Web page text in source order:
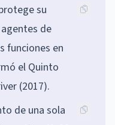
su
de
funciones en
el Quinto
(2017).
de una sola